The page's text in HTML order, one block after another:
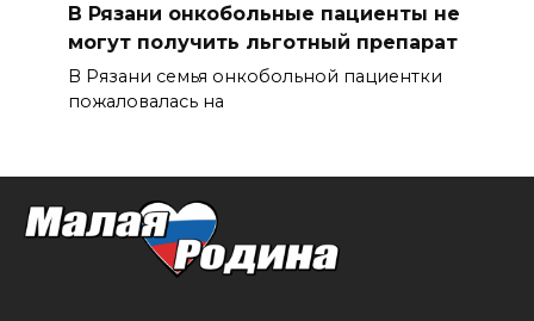
В Рязани онкобольные пациенты не
могут получить льготный препарат
В Рязани семья онкобольной пациентки
пожаловалась на